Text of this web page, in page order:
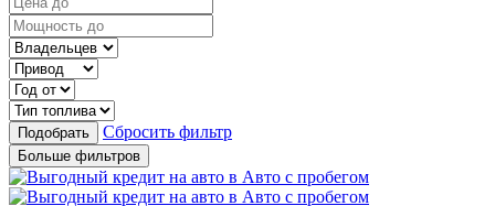
Подобрать Сбросить фильтр
Больше фильтров